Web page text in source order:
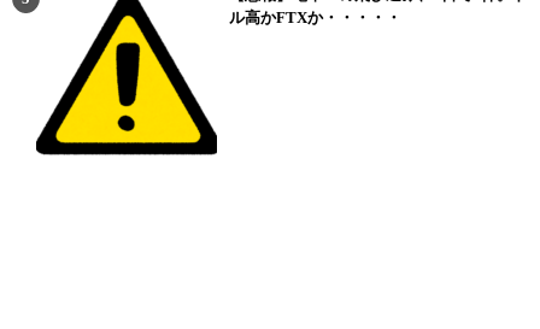
ル高かFTXか・・・・・